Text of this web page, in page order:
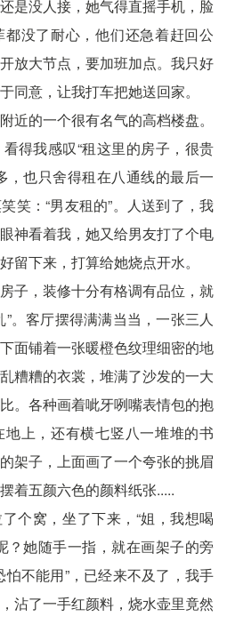
是没人接，她气得直摇手机，脸
没了耐心，他们还急着赶回公
放大节点，要加班加点。我只好
同意，让我打车把她送回家。
近的一个很有名气的高档楼盘。
得我感叹“租这里的房子，很贵
，也只舍得租在八通线的最后一
笑：“男友租的”。人送到了，我
神看着我，她又给男友打了个电
留下来，打算给她烧点开水。
子，装修十分有格调有品位，就
。客厅摆得满满当当，一张三人
面铺着一张暖橙色纹理细密的地
糟糟的衣裳，堆满了沙发的一大
。各种画着呲牙咧嘴表情包的抱
上，还有横七竖八一堆堆的书
架子，上面画了一个夸张的挑眉
着五颜六色的颜料纸张.....
个窝，坐了下来，“姐，我想喝
？她随手一指，就在画架子的旁
怕不能用”，已经来不及了，我手
沾了一手红颜料，烧水壶里竟然